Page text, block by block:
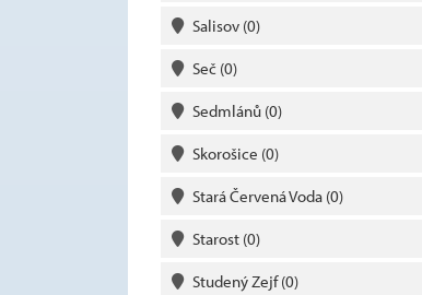
Salisov (0)
Seč (0)
Sedmlánů (0)
Skorošice (0)
Stará Červená Voda (0)
Starost (0)
Studený Zejf(0)